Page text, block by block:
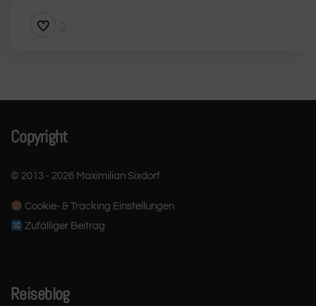
Copyright
© 2013 - 2026 Maximilian Sixdorf
Cookie- & Tracking Einstellungen
Zufälliger Beitrag
Reiseblog